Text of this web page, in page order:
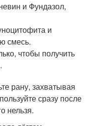
и Фундазол,
и
смесь.
чтобы получить
рану, захватывая
сразу после
нельзя.